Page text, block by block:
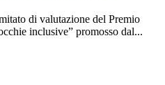
di valutazione del Premio
inclusive” promosso dal...